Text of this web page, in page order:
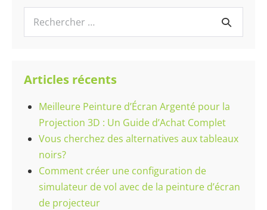
avez-
besoin?
pour :
Articles récents
Meilleure Peinture d’Écran Argenté pour la
Projection 3D : Un Guide d’Achat Complet
Vous cherchez des alternatives aux tableaux
noirs?
Comment créer une configuration de
simulateur de vol avec de la peinture d’écran
de projecteur